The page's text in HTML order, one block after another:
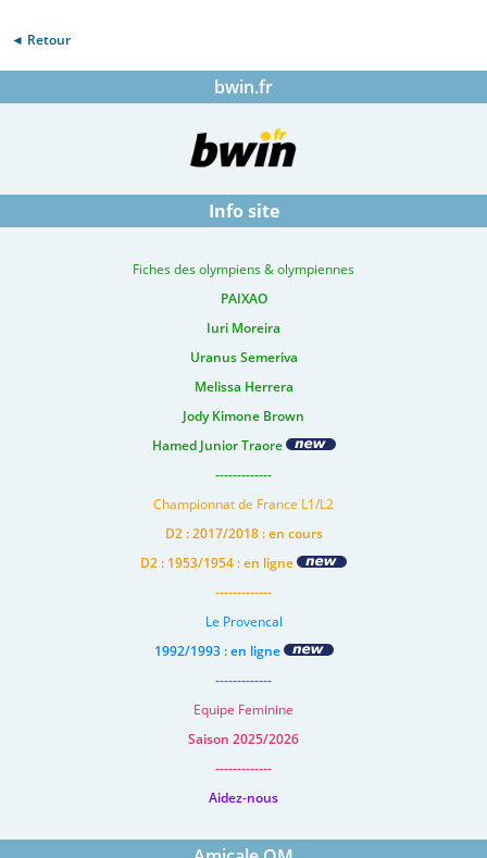
◄ Retour
bwin.fr
Info site
Fiches des olympiens & olympiennes
PAIXAO
Iuri Moreira
Uranus Semeriva
Melissa Herrera
Jody Kimone Brown
Hamed Junior Traore
-------------
Championnat de France L1/L2
D2 : 2017/2018 : en cours
D2 : 1953/1954 : en ligne
-------------
Le Provencal
1992/1993 : en ligne
-------------
Equipe Feminine
Saison 2025/2026
-------------
Aidez-nous